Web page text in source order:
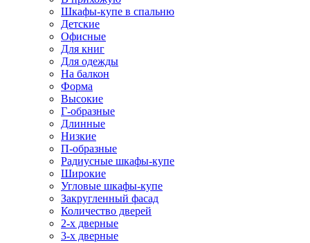
Шкафы-купе в спальню
Детские
Офисные
Для книг
Для одежды
На балкон
Форма
Высокие
Г-образные
Длинные
Низкие
П-образные
Радиусные шкафы-купе
Широкие
Угловые шкафы-купе
Закругленный фасад
Количество дверей
2-х дверные
3-х дверные